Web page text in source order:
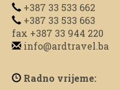
+387 33 533 662
+387 33 533 663
fax +387 33 944 220
info@ardtravel.ba
Radno vrijeme: